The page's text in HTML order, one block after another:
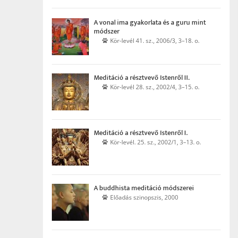
A vonal ima gyakorlata és a guru mint
módszer
Kör-levél 41. sz., 2006/3, 3–18. o.
Meditáció a résztvevő Istenről II.
Kör-levél 28. sz., 2002/4, 3–15. o.
Meditáció a résztvevő Istenről I.
Kör-levél. 25. sz., 2002/1, 3–13. o.
A buddhista meditáció módszerei
Előadás szinopszis, 2000